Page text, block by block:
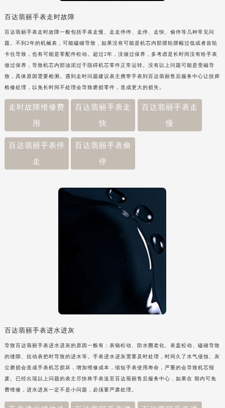
百达翡丽手表走时故障
百达翡丽手表走时故障一般包括手表走慢、走走停停、走停、走快、偷停等几种常见问
题。不到2年的机械表，可能磕碰导致，如果没有可能是机芯内部摆轮摆幅过低或者齿轮
卡住导致，也有可能是零配件松动。超过2年，没做过保养，多考虑是长时间没有给手表
做过保养，导致机芯内部油泥过干阻碍机芯零件正常运转。没有以上问题可能是受磁导
致，具体原因需要检测。遇到走时问题建议表主携带手表到百达翡丽售后服务中心让技师
检修处理，以免长时间不处理会导致磨损零件，造成更大的损失。
走时故障维修费
用
百达翡丽手表走
快
百达翡丽手表走
慢
百达翡丽手表停
走
百达翡丽手表偷
停
百达翡丽手表进水进灰
导致百达翡丽手表进水进灰的原因一般有：表镜松动、防水圈老化、表盖松动、磕碰导致
的缝隙、拉动表把时导致的进水等。手表进水进灰需要及时处理，时间久了水气侵蚀、灰
尘磨损会造成手表机芯损坏，增加维修成本，缩短手表使用寿命，严重的会导致机芯报
废。已经出现以上问题的表主尽快将手表送至百达翡丽售后服务中心，如果在 期内可免
费维修，进水进灰一定不是小问题，必须要严肃处理。